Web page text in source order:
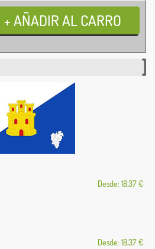
Desde: 18,37 €
Desde: 18,37 €